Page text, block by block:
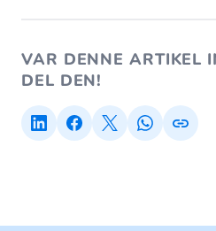
VAR DENNE ARTIKEL
DEL DEN!